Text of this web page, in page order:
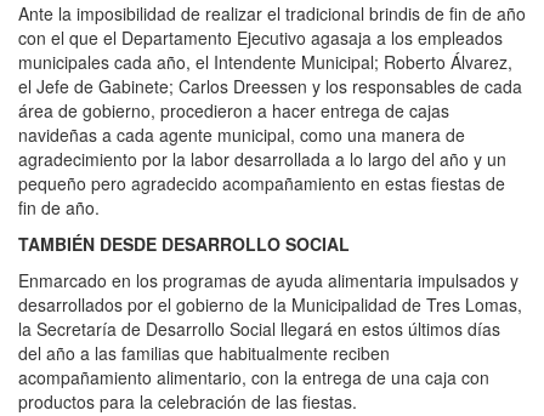
Ante la imposibilidad de realizar el tradicional brindis de fin de año
con el que el Departamento Ejecutivo agasaja a los empleados
municipales cada año, el Intendente Municipal; Roberto Álvarez,
el Jefe de Gabinete; Carlos Dreessen y los responsables de cada
área de gobierno, procedieron a hacer entrega de cajas
navideñas a cada agente municipal, como una manera de
agradecimiento por la labor desarrollada a lo largo del año y un
pequeño pero agradecido acompañamiento en estas fiestas de
fin de año.
TAMBIÉN DESDE DESARROLLO SOCIAL
Enmarcado en los programas de ayuda alimentaria impulsados y
desarrollados por el gobierno de la Municipalidad de Tres Lomas,
la Secretaría de Desarrollo Social llegará en estos últimos días
del año a las familias que habitualmente reciben
acompañamiento alimentario, con la entrega de una caja con
productos para la celebración de las fiestas.